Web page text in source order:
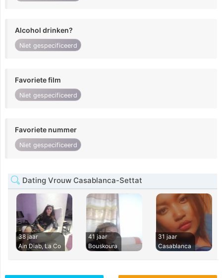
Alcohol drinken?
Niet gespecificeerd
Favoriete film
Niet gespecificeerd
Favoriete nummer
Niet gespecificeerd
Dating Vrouw Casablanca-Settat
38 jaar
Ain Diab, La Co
41 jaar
Bouskoura
31 jaar
Casablanca